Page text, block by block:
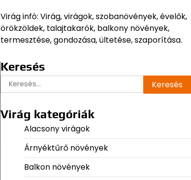
Virág infó: Virág, virágok, szobanövények, évelők,
örökzöldek, talajtakarók, balkony növények,
termesztése, gondozása, ültetése, szaporítása.
Keresés
Keresés:
Virág kategóriák
Alacsony virágok
Árnyéktűrő növények
Balkon növények